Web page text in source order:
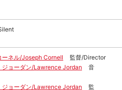
ーネル/Joseph Cornell
監督/Director
ジョーダン/Lawrence Jordan
音
ジョーダン/Lawrence Jordan
監